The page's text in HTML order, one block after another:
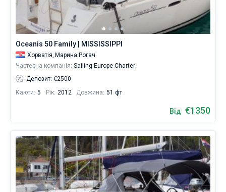
Oceanis 50 Family | MISSISSIPPI
Хорватія, Марина Рогач
Чартерна компанія: Sailing Europe Charter
Депозит: €2500
Каюти: 5 Рік: 2012 Довжина: 51 фт
Від €1350